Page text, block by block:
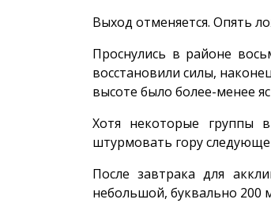
Выход отменяется. Опять
Проснулись в районе
восстановили силы,
высоте было более-менее
Хотя некоторые
штурмовать гору
После завтрака для
небольшой, буквально 200